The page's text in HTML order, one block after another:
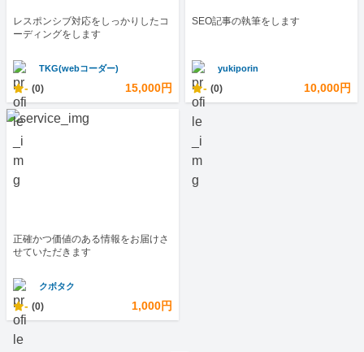
レスポンシブ対応をしっかりしたコ
ーディングをします
TKG(webコーダー)
- (0) 15,000円
SEO記事の執筆をします
yukiporin
- (0) 10,000円
正確かつ価値のある情報をお届けさ
せていただきます
クボタク
- (0) 1,000円